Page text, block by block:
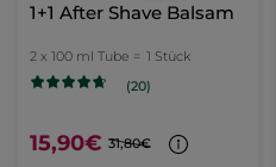
1+1 After Shave Balsam
2 x 100 ml Tube = 1 Stück
(20)
15,90€ 31,80€